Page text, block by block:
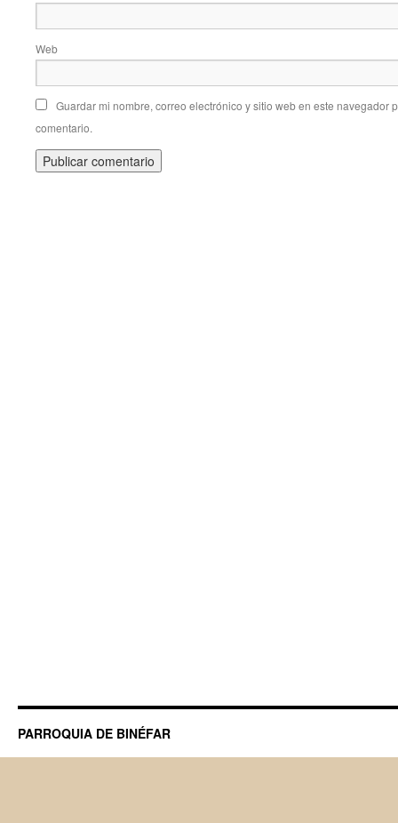
Web
Guardar mi nombre, correo electrónico y sitio web en este navegador
comentario.
PARROQUIA DE BINÉFAR